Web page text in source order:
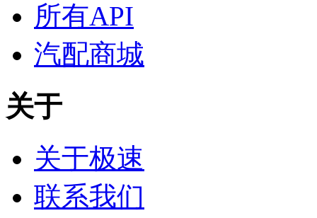
所有API
汽配商城
关于
关于极速
联系我们